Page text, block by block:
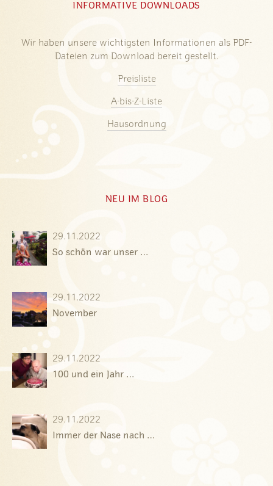
INFORMATIVE DOWNLOADS
Wir haben unsere wichtigsten Informationen als PDF-
Dateien zum Download bereit gestellt.
Preisliste
A-bis-Z-Liste
Hausordnung
NEU IM BLOG
29.11.2022
So schön war unser …
29.11.2022
November
29.11.2022
100 und ein Jahr …
29.11.2022
Immer der Nase nach …